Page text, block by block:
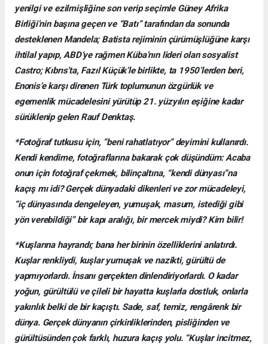
yenilgi ve ezilmişliğine son verip seçimle Güney Afrika
Birliği’nin başına geçen ve “Batı” tarafından da sonunda
desteklenen Mandela; Batista rejiminin çürümüşlüğüne karşı
ihtilal yapıp, ABD’ye rağmen Küba’nın lideri olan sosyalist
Castro; Kıbrıs’ta, Fazıl Küçük’le birlikte, ta 1950’lerden beri,
Enonis’e karşı direnen Türk toplumunun özgürlük ve
egemenlik mücadelesini yürütüp 21. yüzyılın eşiğine kadar
sürüklenip gelen Rauf Denktaş.
*Fotoğraf tutkusu için, “beni rahatlatıyor” deyimini kullanırdı.
Kendi kendime, fotoğraflarına bakarak çok düşündüm: Acaba
onun için fotoğraf çekmek, bilinçaltına, “kendi dünyası”na
kaçış mı idi? Gerçek dünyadaki dikenleri ve zor mücadeleyi,
“iç dünyasında dengeleyen, yumuşak, masum, istediği gibi
yön verebildiği” bir kapı aralığı, bir mercek miydi? Kim bilir!
*Kuşlarına hayrandı; bana her birinin özelliklerini anlatırdı.
Kuşlar renkliydi, kuşlar yumuşak ve nazikti, gürültü de
yapmıyorlardı. İnsanı gerçekten dinlendiriyorlardı. O kadar
yoğun, gürültülü ve çileli bir hayatta kuşlarla dostluk, onlarla
yakınlık belki de bir kaçıştı. Sade, saf, temiz, rengârenk bir
dünya. Gerçek dünyanın çirkinliklerinden, pisliğinden ve
gürültüsünden çok farklı, huzura kaçış yolu. “Kuşlar incitmez,